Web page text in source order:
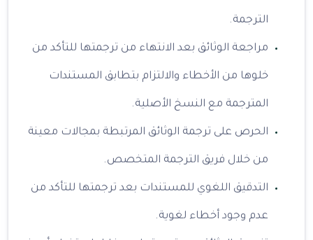
الترجمة.
مراجعة الوثائق بعد الانتهاء من ترجمتها للتأكد من
خلوها من الأخطاء والالتزام بتطابق المستندات
المترجمة مع النسخ الأصلية.
الحرص على ترجمة الوثائق المرتبطة بمجالات معينة
من خلال فريق الترجمة المتخصص.
التدقيق اللغوي للمستندات بعد ترجمتها للتأكد من
عدم وجود أخطاء لغوية.